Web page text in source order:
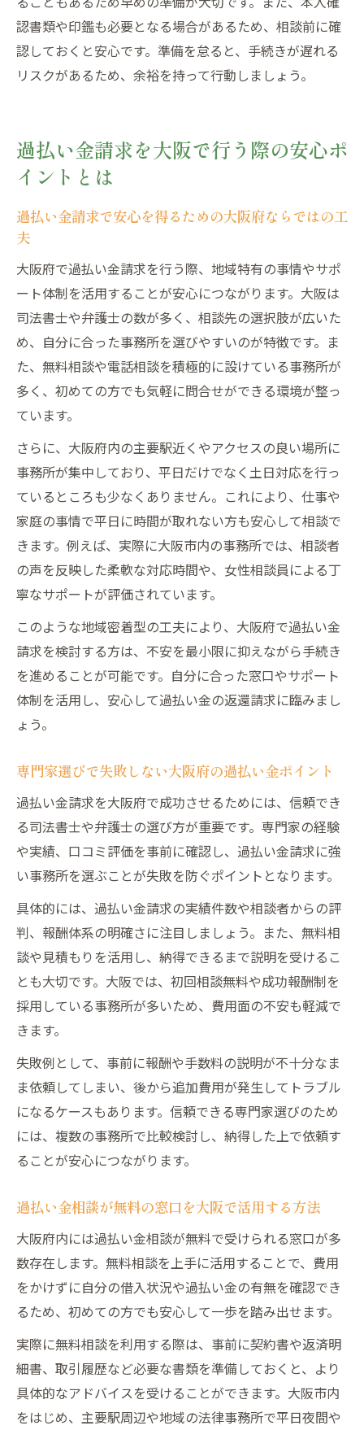
ト紹介
過払い金請求で費用負担を抑える大阪のポ
イント
認書類や印鑑も必要となる場合があるため、相談前に確
認しておくと安心です。準備を怠ると、手続きが遅れる
リスクがあるため、余裕を持って行動しましょう。
過払い金請求を大阪で行う際の安心ポ
イントとは
過払い金請求で安心を得るための大阪府ならではの工
夫
大阪府で過払い金請求を行う際、地域特有の事情やサポ
ート体制を活用することが安心につながります。大阪は
司法書士や弁護士の数が多く、相談先の選択肢が広いた
め、自分に合った事務所を選びやすいのが特徴です。ま
た、無料相談や電話相談を積極的に設けている事務所が
多く、初めての方でも気軽に問合せができる環境が整っ
ています。
さらに、大阪府内の主要駅近くやアクセスの良い場所に
事務所が集中しており、平日だけでなく土日対応を行っ
ているところも少なくありません。これにより、仕事や
家庭の事情で平日に時間が取れない方も安心して相談で
きます。例えば、実際に大阪市内の事務所では、相談者
の声を反映した柔軟な対応時間や、女性相談員による丁
寧なサポートが評価されています。
このような地域密着型の工夫により、大阪府で過払い金
請求を検討する方は、不安を最小限に抑えながら手続き
を進めることが可能です。自分に合った窓口やサポート
体制を活用し、安心して過払い金の返還請求に臨みまし
ょう。
専門家選びで失敗しない大阪府の過払い金ポイント
過払い金請求を大阪府で成功させるためには、信頼でき
る司法書士や弁護士の選び方が重要です。専門家の経験
や実績、口コミ評価を事前に確認し、過払い金請求に強
い事務所を選ぶことが失敗を防ぐポイントとなります。
具体的には、過払い金請求の実績件数や相談者からの評
判、報酬体系の明確さに注目しましょう。また、無料相
談や見積もりを活用し、納得できるまで説明を受けるこ
とも大切です。大阪では、初回相談無料や成功報酬制を
採用している事務所が多いため、費用面の不安も軽減で
きます。
失敗例として、事前に報酬や手数料の説明が不十分なま
ま依頼してしまい、後から追加費用が発生してトラブル
になるケースもあります。信頼できる専門家選びのため
には、複数の事務所で比較検討し、納得した上で依頼す
ることが安心につながります。
過払い金相談が無料の窓口を大阪で活用する方法
大阪府内には過払い金相談が無料で受けられる窓口が多
数存在します。無料相談を上手に活用することで、費用
をかけずに自分の借入状況や過払い金の有無を確認でき
るため、初めての方でも安心して一歩を踏み出せます。
実際に無料相談を利用する際は、事前に契約書や返済明
細書、取引履歴など必要な書類を準備しておくと、より
具体的なアドバイスを受けることができます。大阪市内
をはじめ、主要駅周辺や地域の法律事務所で平日夜間や